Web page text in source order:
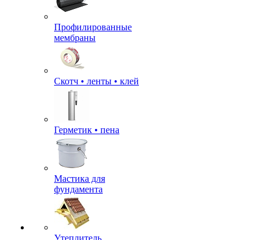
Профилированные
мембраны
Скотч • ленты • клей
Герметик • пена
Мастика для
фундамента
Утеплитель